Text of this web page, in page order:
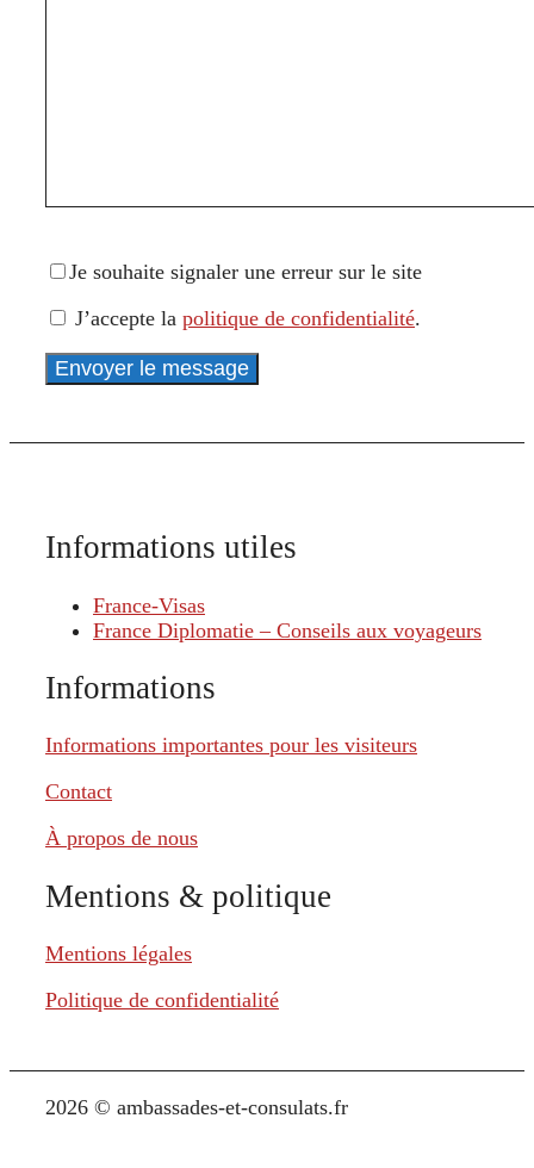
Je souhaite signaler une erreur sur le site
J’accepte la politique de confidentialité.
Bitte lasse dieses Feld leer.
Informations utiles
France-Visas
France Diplomatie – Conseils aux voyageurs
Informations
Informations importantes pour les visiteurs
Contact
À propos de nous
Mentions & politique
Mentions légales
Politique de confidentialité
2026 © ambassades-et-consulats.fr